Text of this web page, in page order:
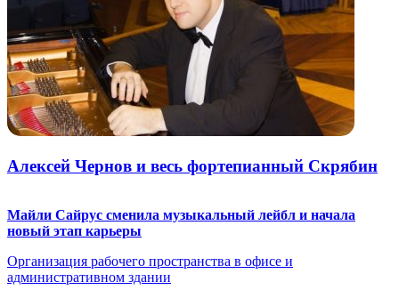
Алексей Чернов и весь фортепианный Скрябин
Майли Сайрус сменила музыкальный лейбл и начала
новый этап карьеры
Организация рабочего пространства в офисе и
административном здании